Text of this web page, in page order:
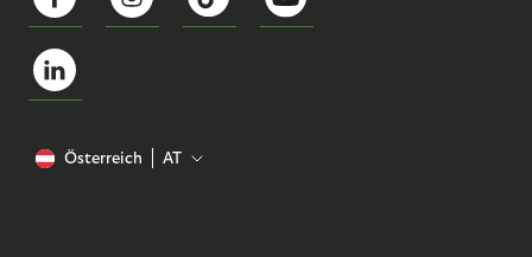
Österreich AT